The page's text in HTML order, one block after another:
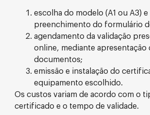
escolha do modelo (A1 ou A3) e
preenchimento do formulário
agendamento da validação
online, mediante apresentação
documentos;
emissão e instalação do
equipamento escolhido.
Os custos variam de acordo com o
certificado e o tempo de validade.